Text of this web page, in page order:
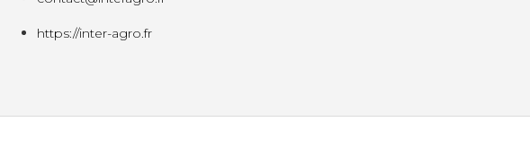
https://inter-agro.fr